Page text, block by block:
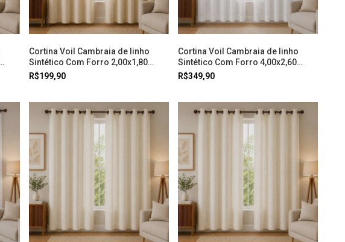
Cortina Voil Cambraia de linho
Sintético Com Forro 2,00x1,80
Bege Doural
R$199,90
Cortina Voil Cambraia de linho
Sintético Com Forro 4,00x2,60
Branco Doural
R$349,90